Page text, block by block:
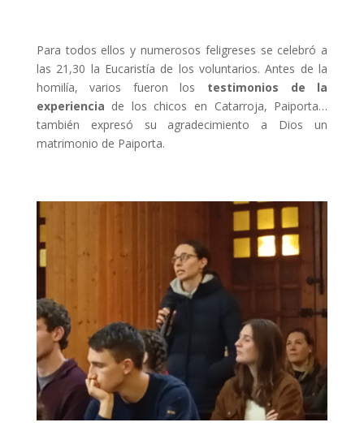
Para todos ellos y numerosos feligreses se celebró a
las 21,30 la Eucaristía de los voluntarios. Antes de la
homilía, varios fueron los testimonios de la
experiencia de los chicos en Catarroja, Paiporta…
también expresó su agradecimiento a Dios un
matrimonio de Paiporta.